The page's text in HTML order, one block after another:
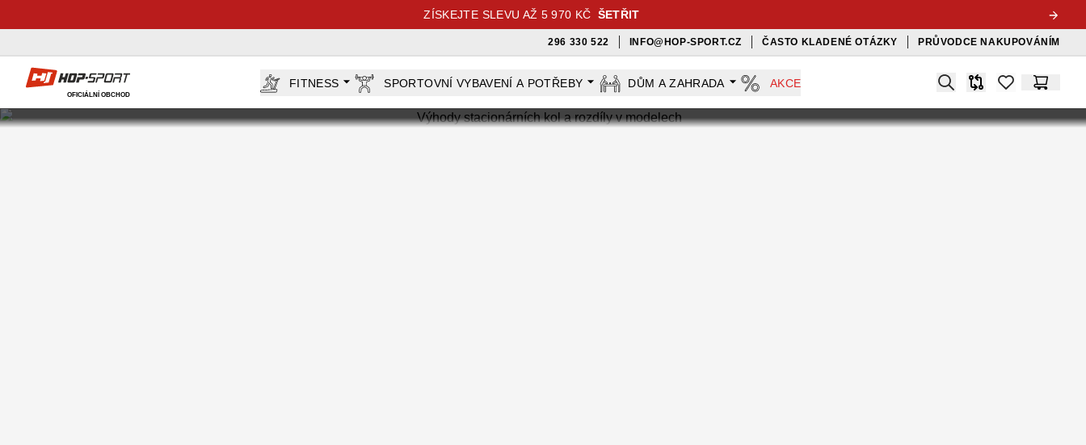
ZÍSKEJTE SLEVU AŽ 5 970 KČ ŠETŘIT
296 330 522 INFO@HOP-SPORT.CZ ČASTO KLADENÉ OTÁZKY PRŮVODCE NAKUPOVÁNÍM
Hop-Sport.cz
OFICIÁLNÍ OBCHOD
FITNESS SPORTOVNÍ VYBAVENÍ A POTŘEBY DŮM A ZAHRADA AKCE Search
Srovnávačitems inKošík